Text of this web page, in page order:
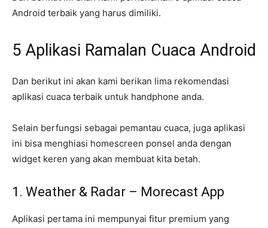
Android terbaik yang harus dimiliki.
5 Aplikasi Ramalan Cuaca Android
Dan berikut ini akan kami berikan lima rekomendasi
aplikasi cuaca terbaik untuk handphone anda.
Selain berfungsi sebagai pemantau cuaca, juga aplikasi
ini bisa menghiasi homescreen ponsel anda dengan
widget keren yang akan membuat kita betah.
1. Weather & Radar – Morecast App
Aplikasi pertama ini mempunyai fitur premium yang